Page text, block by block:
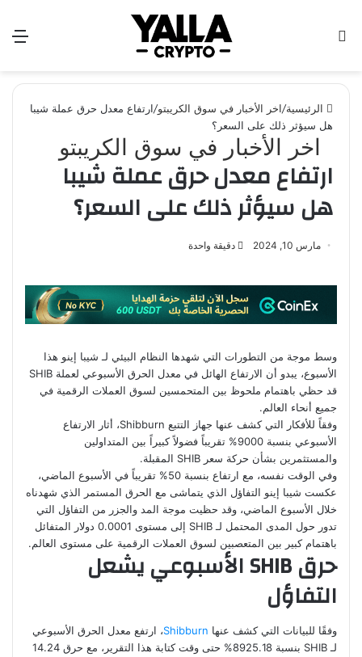
الرئيسية/اخر الأخبار في سوق الكريبتو/ارتفاع معدل حرق عملة شيبا
هل سيؤثر ذلك على السعر؟
اخر الأخبار في سوق الكريبتو
ارتفاع معدل حرق عملة شيبا
هل سيؤثر ذلك على السعر؟
مارس 10, 2024 دقيقة واحدة
وسط موجة من التطورات التي شهدها النظام البيئي لـ شيبا إينو هذا
الأسبوع، يبدو أن الارتفاع الهائل في معدل الحرق الأسبوعي لعملة SHIB
قد حظي باهتمام ملحوظ بين المتحمسين لسوق العملات الرقمية في
جميع أنحاء العالم.
وفقاً للأفكار التي كشف عنها جهاز التتبع Shibburn، أثار الارتفاع
الأسبوعي بنسبة 9000% تقريباً فضولاً كبيراً بين المتداولين
والمستثمرين بشأن حركة سعر SHIB المقبلة.
وفي الوقت نفسه، مع ارتفاع بنسبة 50% تقريباً في الأسبوع الماضي،
عكست شيبا إينو التفاؤل الذي يتماشى مع الحرق المستمر الذي شهدناه
خلال الأسبوع الماضي، وقد حظيت موجة المد والجزر من التفاؤل التي
تدور حول المدى المحتمل لـ SHIB إلى مستوى 0.0001 دولار المتفائل
باهتمام كبير بين المتعصبين لسوق العملات الرقمية على مستوى العالم.
حرقSHIBالأسبوعي يشعل
التفاؤل
وفقًا للبيانات التي كشف عنها Shibburn، ارتفع معدل الحرق الأسبوعي
لـ SHIB بنسبة 8925.18% حتى وقت كتابة هذا التقرير، مع حرق 14.24